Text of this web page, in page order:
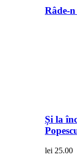
Râde-
Și la
lei 25.00